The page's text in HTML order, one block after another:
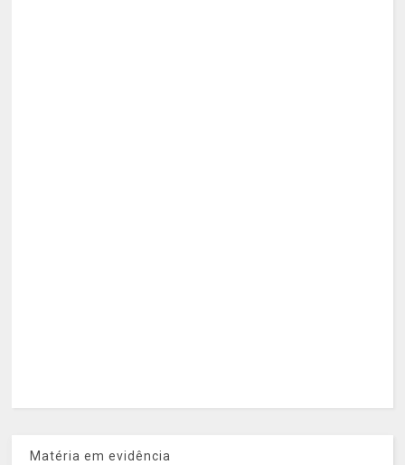
Matéria em evidência